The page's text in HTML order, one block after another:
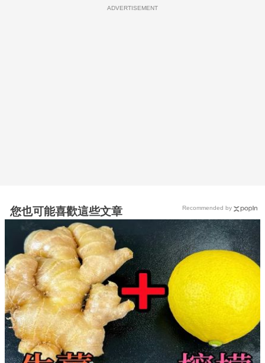
ADVERTISEMENT
您也可能喜歡這些文章 Recommended by